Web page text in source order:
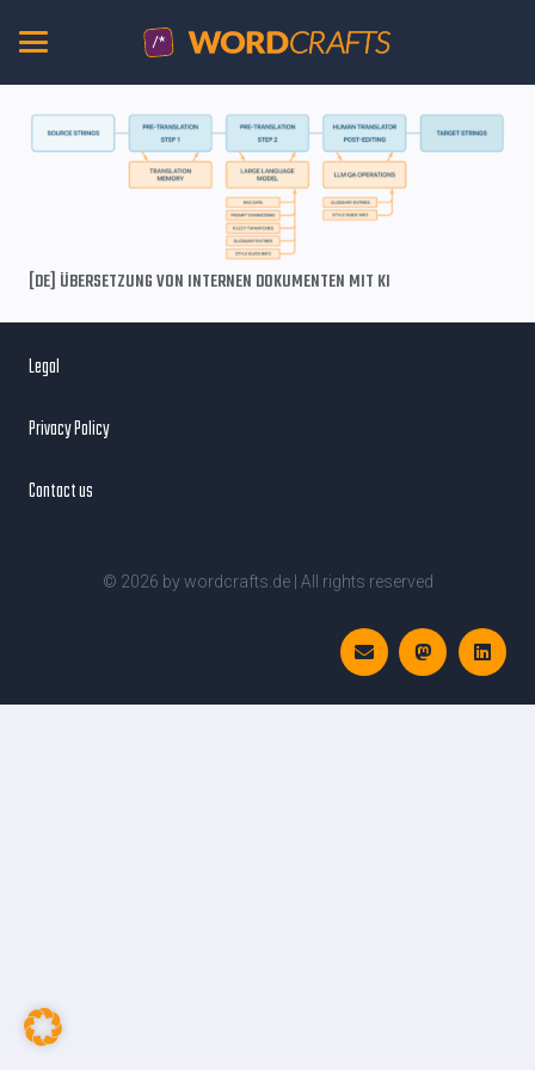
[DE] ÜBERSETZUNG VON INTERNEN DOKUMENTEN MIT KI
Legal
Privacy Policy
Contact us
© 2026 by wordcrafts.de | All rights reserved